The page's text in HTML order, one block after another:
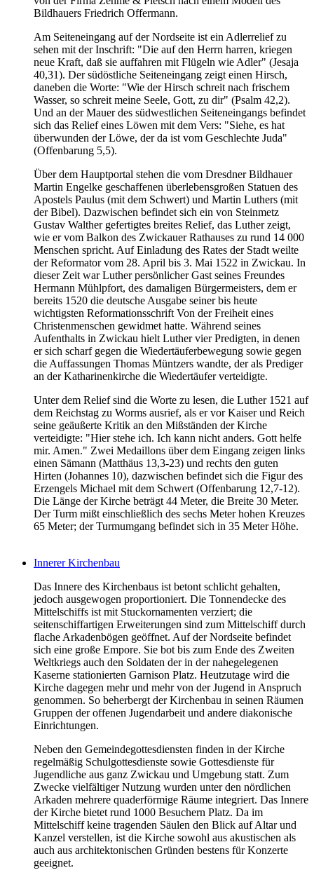
Bildhauers Friedrich Offermann.
Am Seiteneingang auf der Nordseite ist ein Adlerrelief zu
sehen mit der Inschrift: "Die auf den Herrn harren, kriegen
neue Kraft, daß sie auffahren mit Flügeln wie Adler" (Jesaja
40,31). Der südöstliche Seiteneingang zeigt einen Hirsch,
daneben die Worte: "Wie der Hirsch schreit nach frischem
Wasser, so schreit meine Seele, Gott, zu dir" (Psalm 42,2).
Und an der Mauer des südwestlichen Seiteneingangs befindet
sich das Relief eines Löwen mit dem Vers: "Siehe, es hat
überwunden der Löwe, der da ist vom Geschlechte Juda"
(Offenbarung 5,5).
Über dem Hauptportal stehen die vom Dresdner Bildhauer
Martin Engelke geschaffenen überlebensgroßen Statuen des
Apostels Paulus (mit dem Schwert) und Martin Luthers (mit
der Bibel). Dazwischen befindet sich ein von Steinmetz
Gustav Walther gefertigtes breites Relief, das Luther zeigt,
wie er vom Balkon des Zwickauer Rathauses zu rund 14 000
Menschen spricht. Auf Einladung des Rates der Stadt weilte
der Reformator vom 28. April bis 3. Mai 1522 in Zwickau. In
dieser Zeit war Luther persönlicher Gast seines Freundes
Hermann Mühlpfort, des damaligen Bürgermeisters, dem er
bereits 1520 die deutsche Ausgabe seiner bis heute
wichtigsten Reformationsschrift Von der Freiheit eines
Christenmenschen gewidmet hatte. Während seines
Aufenthalts in Zwickau hielt Luther vier Predigten, in denen
er sich scharf gegen die Wiedertäuferbewegung sowie gegen
die Auffassungen Thomas Müntzers wandte, der als Prediger
an der Katharinenkirche die Wiedertäufer verteidigte.
Unter dem Relief sind die Worte zu lesen, die Luther 1521 auf
dem Reichstag zu Worms ausrief, als er vor Kaiser und Reich
seine geäußerte Kritik an den Mißständen der Kirche
verteidigte: "Hier stehe ich. Ich kann nicht anders. Gott helfe
mir. Amen." Zwei Medaillons über dem Eingang zeigen links
einen Sämann (Matthäus 13,3-23) und rechts den guten
Hirten (Johannes 10), dazwischen befindet sich die Figur des
Erzengels Michael mit dem Schwert (Offenbarung 12,7-12).
Die Länge der Kirche beträgt 44 Meter, die Breite 30 Meter.
Der Turm mißt einschließlich des sechs Meter hohen Kreuzes
65 Meter; der Turmumgang befindet sich in 35 Meter Höhe.
Innerer Kirchenbau
Das Innere des Kirchenbaus ist betont schlicht gehalten,
jedoch ausgewogen proportioniert. Die Tonnendecke des
Mittelschiffs ist mit Stuckornamenten verziert; die
seitenschiffartigen Erweiterungen sind zum Mittelschiff durch
flache Arkadenbögen geöffnet. Auf der Nordseite befindet
sich eine große Empore. Sie bot bis zum Ende des Zweiten
Weltkriegs auch den Soldaten der in der nahegelegenen
Kaserne stationierten Garnison Platz. Heutzutage wird die
Kirche dagegen mehr und mehr von der Jugend in Anspruch
genommen. So beherbergt der Kirchenbau in seinen Räumen
Gruppen der offenen Jugendarbeit und andere diakonische
Einrichtungen.
Neben den Gemeindegottesdiensten finden in der Kirche
regelmäßig Schulgottesdienste sowie Gottesdienste für
Jugendliche aus ganz Zwickau und Umgebung statt. Zum
Zwecke vielfältiger Nutzung wurden unter den nördlichen
Arkaden mehrere quaderförmige Räume integriert. Das Innere
der Kirche bietet rund 1000 Besuchern Platz. Da im
Mittelschiff keine tragenden Säulen den Blick auf Altar und
Kanzel verstellen, ist die Kirche sowohl aus akustischen als
auch aus architektonischen Gründen bestens für Konzerte
geeignet.